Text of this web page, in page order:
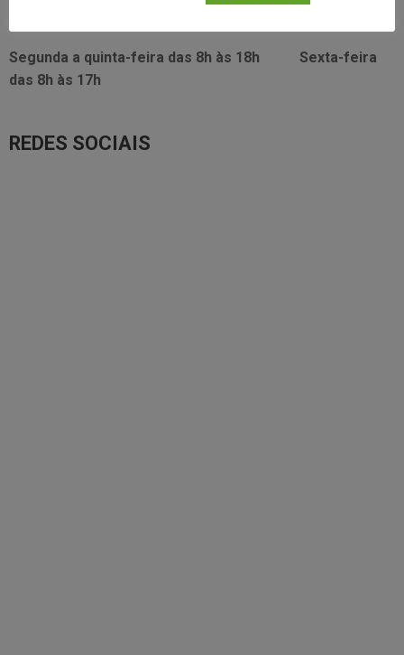
Segunda a quinta-feira das 8h às 18h
Sexta-feira
das 8h às 17h
REDES SOCIAIS